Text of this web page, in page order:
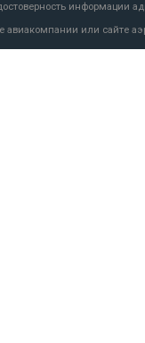
информации
или сайте